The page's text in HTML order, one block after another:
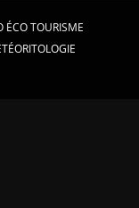
ÉCO TOURISME